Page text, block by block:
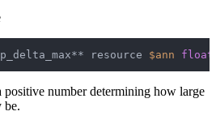
resource $ann float
positive number determining how large
be.